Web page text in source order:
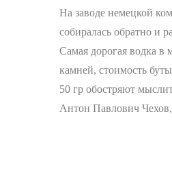
На заводе немецкой
собиралась обратно и
Самая дорогая водка
камней, стоимость
50 гр обостряют
Антон Павлович